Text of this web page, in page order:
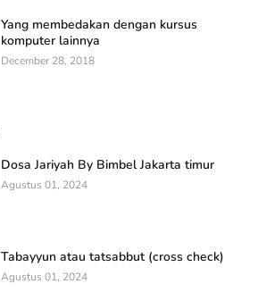
Yang membedakan dengan kursus
komputer lainnya
December 28, 2018
Dosa Jariyah By Bimbel Jakarta timur
Agustus 01, 2024
Tabayyun atau tatsabbut (cross check)
Agustus 01, 2024